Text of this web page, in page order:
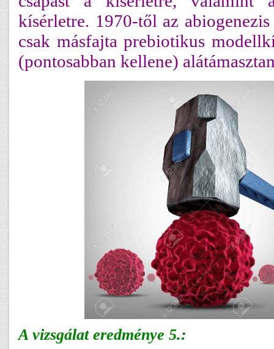
kísérletre. 1970-től az
csak másfajta prebiotikus
(pontosabban kellene)
A vizsgálat eredménye 5.: